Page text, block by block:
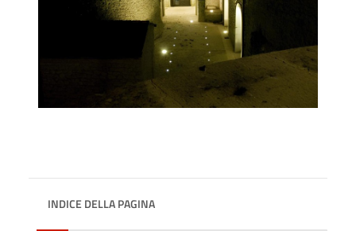
INDICE DELLA PAGINA